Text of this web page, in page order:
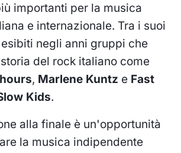
importanti per la musica
e internazionale. Tra i suoi
negli anni gruppi che
del rock italiano come
, Marlene Kuntz e Fast
Kids.
alla finale è un'opportunità
la musica indipendente